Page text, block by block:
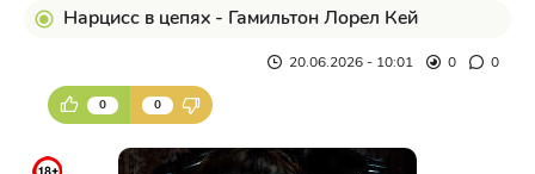
Нарцисс в цепях - Гамильтон Лорел Кей
20.06.2026 - 10:01 0 0
0 0